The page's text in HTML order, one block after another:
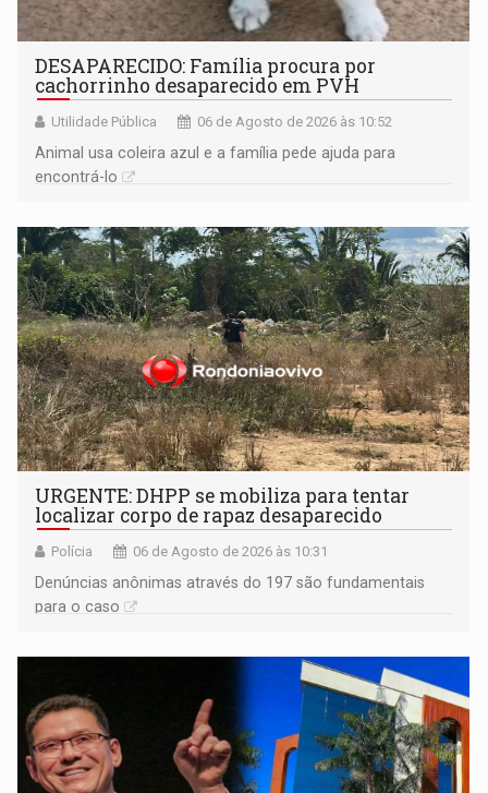
DESAPARECIDO: Família procura por
cachorrinho desaparecido em PVH
Utilidade Pública 06 de Agosto de 2026 às 10:52
Animal usa coleira azul e a família pede ajuda para
encontrá-lo
URGENTE: DHPP se mobiliza para tentar
localizar corpo de rapaz desaparecido
Polícia 06 de Agosto de 2026 às 10:31
Denúncias anônimas através do 197 são fundamentais
para o caso